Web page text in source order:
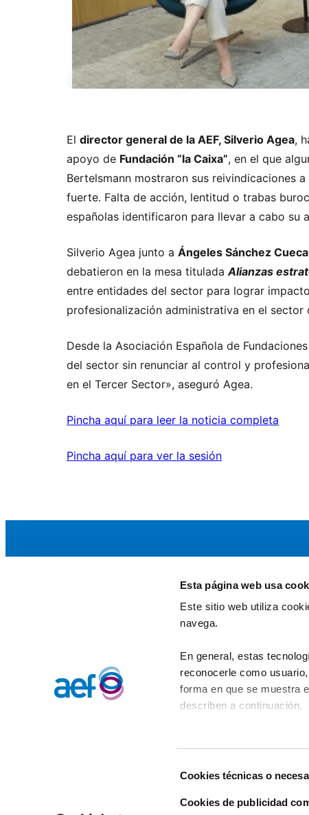
Esta página web usa
Este sitio web utiliza
navega.
En general, estas
reconocerle como
forma en que se muestra
describen a continuación.
de
consentimiento
Cookies técnicas o
Cookies de publicidad
El director general de la AEF, Silverio Agea,
apoyo de Fundación “la Caixa”, en el que
Bertelsmann mostraron sus reivindicaciones
fuerte. Falta de acción, lentitud o trabas
españolas identificaron para llevar a cabo su
Silverio Agea junto a Ángeles Sánchez
debatieron en la mesa titulada Alianzas
entre entidades del sector para lograr
profesionalización administrativa en el
Desde la Asociación Española de
del sector sin renunciar al control y
en el Tercer Sector», aseguró Agea.
Pincha aquí para leer la noticia completa
Pincha aquí para ver la sesión
Quienes somos
Canal ético